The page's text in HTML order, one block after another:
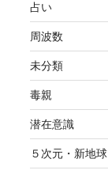
占い
周波数
未分類
毒親
潜在意識
５次元・新地